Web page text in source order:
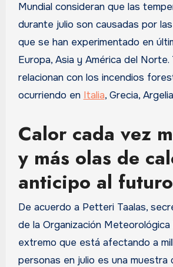
Mundial consideran que las
durante julio son causadas por
que se han experimentado en
Europa, Asia y América del Norte.
relacionan con los incendios
ocurriendo en Italia, Grecia,
Calor cada vez
y más olas de
anticipo al futuro
De acuerdo a Petteri Taalas,
de la Organización Meteorológica
extremo que está afectando a
personas en julio es una muestra